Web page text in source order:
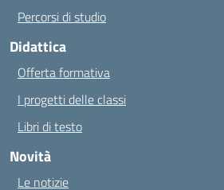
Percorsi di studio
Didattica
Offerta formativa
I progetti delle classi
Libri di testo
Novità
Le notizie